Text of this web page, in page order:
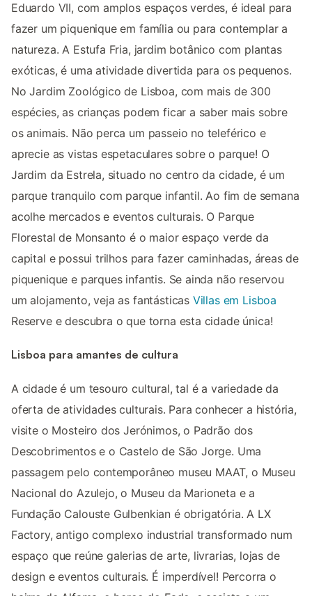
Eduardo VII, com amplos espaços verdes, é ideal para
fazer um piquenique em família ou para contemplar a
natureza. A Estufa Fria, jardim botânico com plantas
exóticas, é uma atividade divertida para os pequenos.
No Jardim Zoológico de Lisboa, com mais de 300
espécies, as crianças podem ficar a saber mais sobre
os animais. Não perca um passeio no teleférico e
aprecie as vistas espetaculares sobre o parque! O
Jardim da Estrela, situado no centro da cidade, é um
parque tranquilo com parque infantil. Ao fim de semana
acolhe mercados e eventos culturais. O Parque
Florestal de Monsanto é o maior espaço verde da
capital e possui trilhos para fazer caminhadas, áreas de
piquenique e parques infantis. Se ainda não reservou
um alojamento, veja as fantásticas Villas em Lisboa
Reserve e descubra o que torna esta cidade única!
Lisboa para amantes de cultura
A cidade é um tesouro cultural, tal é a variedade da
oferta de atividades culturais. Para conhecer a história,
visite o Mosteiro dos Jerónimos, o Padrão dos
Descobrimentos e o Castelo de São Jorge. Uma
passagem pelo contemporâneo museu MAAT, o Museu
Nacional do Azulejo, o Museu da Marioneta e a
Fundação Calouste Gulbenkian é obrigatória. A LX
Factory, antigo complexo industrial transformado num
espaço que reúne galerias de arte, livrarias, lojas de
design e eventos culturais. É imperdível! Percorra o